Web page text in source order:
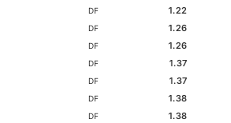
DF
1.22
DF
1.26
DF
1.26
DF
1.37
DF
1.37
DF
1.38
DF
1.38